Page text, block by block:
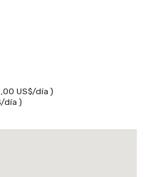
US$/día )
/día )